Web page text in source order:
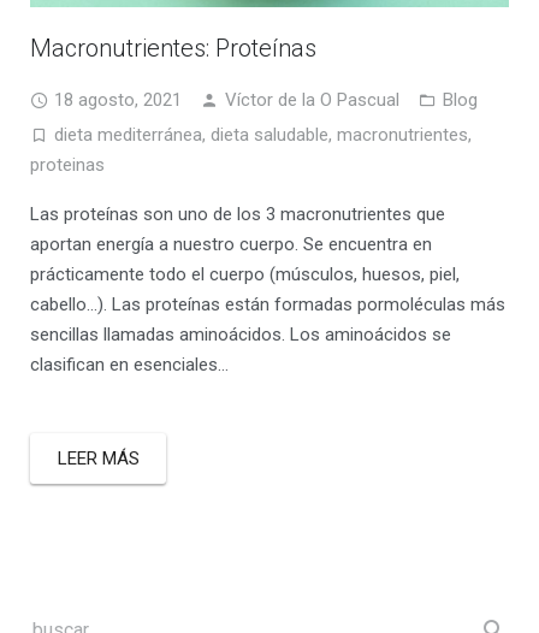
Macronutrientes: Proteínas
18 agosto, 2021 Víctor de la O Pascual
Blog
dieta mediterránea, dieta saludable, macronutrientes,
proteinas
Las proteínas son uno de los 3 macronutrientes que
aportan energía a nuestro cuerpo. Se encuentra en
prácticamente todo el cuerpo (músculos, huesos, piel,
cabello…). Las proteínas están formadas pormoléculas más
sencillas llamadas aminoácidos. Los aminoácidos se
clasifican en esenciales…
LEER MÁS